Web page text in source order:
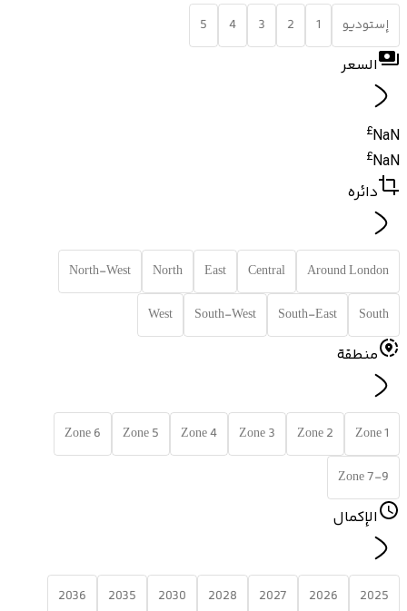
إستوديو 1
2
3
4
5
السعر
NaN
£
NaN
£
دائره
Around London
Central
East
North
North-West
South
South-East
South-West
West
منطقة
Zone 1
Zone 2
Zone 3
Zone 4
Zone 5
Zone 6
Zone 7-9
الإكمال
2025
2026
2027
2028
2030
2035
2036